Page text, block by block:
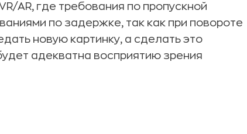
AR, где требования по пропускной
по задержке, так как при повороте
новую картинку, а сделать это
адекватна восприятию зрения